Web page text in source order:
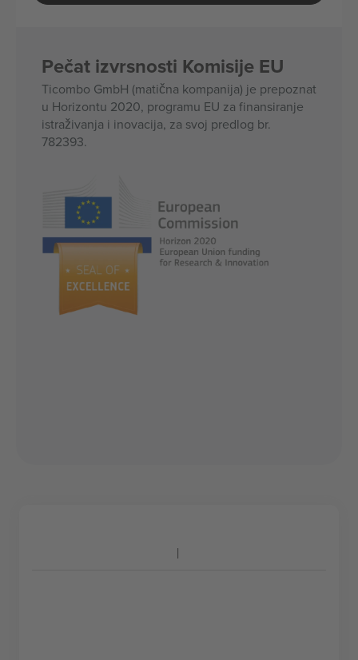
Pečat izvrsnosti Komisije EU
Ticombo GmbH (matična kompanija) je prepoznat
u Horizontu 2020, programu EU za finansiranje
istraživanja i inovacija, za svoj predlog br.
782393.